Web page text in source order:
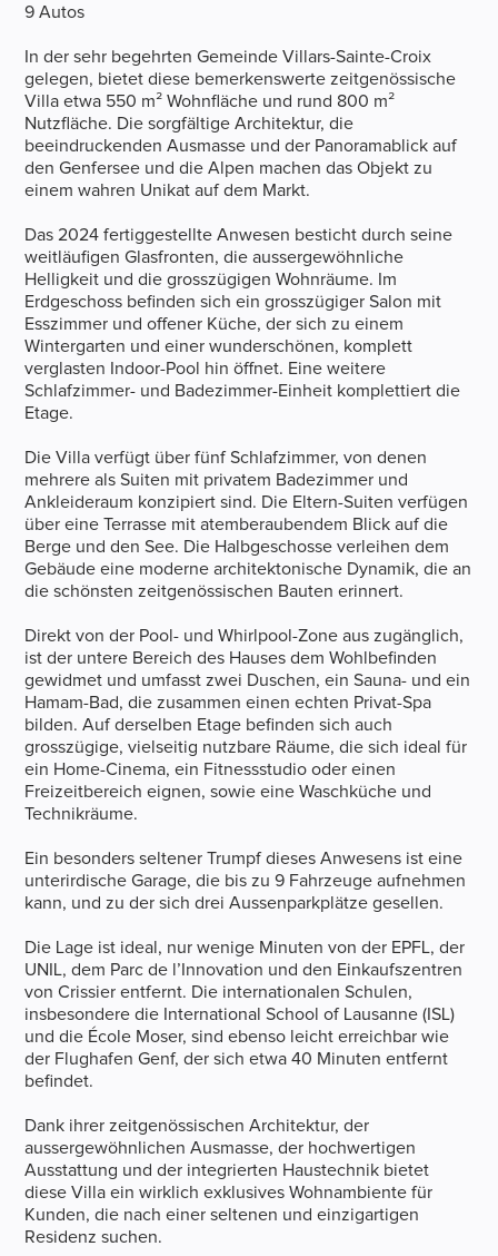
9 Autos
In der sehr begehrten Gemeinde Villars-Sainte-Croix
gelegen, bietet diese bemerkenswerte zeitgenössische
Villa etwa 550 m² Wohnfläche und rund 800 m²
Nutzfläche. Die sorgfältige Architektur, die
beeindruckenden Ausmasse und der Panoramablick auf
den Genfersee und die Alpen machen das Objekt zu
einem wahren Unikat auf dem Markt.
Das 2024 fertiggestellte Anwesen besticht durch seine
weitläufigen Glasfronten, die aussergewöhnliche
Helligkeit und die grosszügigen Wohnräume. Im
Erdgeschoss befinden sich ein grosszügiger Salon mit
Esszimmer und offener Küche, der sich zu einem
Wintergarten und einer wunderschönen, komplett
verglasten Indoor-Pool hin öffnet. Eine weitere
Schlafzimmer- und Badezimmer-Einheit komplettiert die
Etage.
Die Villa verfügt über fünf Schlafzimmer, von denen
mehrere als Suiten mit privatem Badezimmer und
Ankleideraum konzipiert sind. Die Eltern-Suiten verfügen
über eine Terrasse mit atemberaubendem Blick auf die
Berge und den See. Die Halbgeschosse verleihen dem
Gebäude eine moderne architektonische Dynamik, die an
die schönsten zeitgenössischen Bauten erinnert.
Direkt von der Pool- und Whirlpool-Zone aus zugänglich,
ist der untere Bereich des Hauses dem Wohlbefinden
gewidmet und umfasst zwei Duschen, ein Sauna- und ein
Hamam-Bad, die zusammen einen echten Privat-Spa
bilden. Auf derselben Etage befinden sich auch
grosszügige, vielseitig nutzbare Räume, die sich ideal für
ein Home-Cinema, ein Fitnessstudio oder einen
Freizeitbereich eignen, sowie eine Waschküche und
Technikräume.
Ein besonders seltener Trumpf dieses Anwesens ist eine
unterirdische Garage, die bis zu 9 Fahrzeuge aufnehmen
kann, und zu der sich drei Aussenparkplätze gesellen.
Die Lage ist ideal, nur wenige Minuten von der EPFL, der
UNIL, dem Parc de l’Innovation und den Einkaufszentren
von Crissier entfernt. Die internationalen Schulen,
insbesondere die International School of Lausanne (ISL)
und die École Moser, sind ebenso leicht erreichbar wie
der Flughafen Genf, der sich etwa 40 Minuten entfernt
befindet.
Dank ihrer zeitgenössischen Architektur, der
aussergewöhnlichen Ausmasse, der hochwertigen
Ausstattung und der integrierten Haustechnik bietet
diese Villa ein wirklich exklusives Wohnambiente für
Kunden, die nach einer seltenen und einzigartigen
Residenz suchen.